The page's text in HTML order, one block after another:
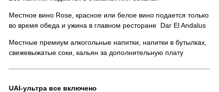
Местное вино Rose, красное или белое вино подается только
во время обеда и ужина в главном ресторане Dar El Andalus
Местные премиум алкогольные напитки, напитки в бутылках,
свежевыжатые соки, кальян за дополнительную плату
UAI-ультра все включено